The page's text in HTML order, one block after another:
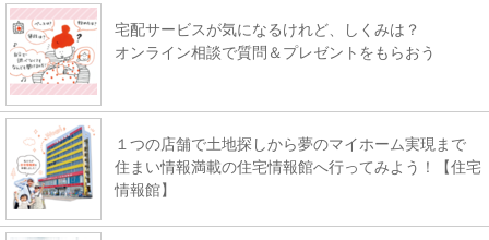
宅配サービスが気になるけれど、しくみは？
オンライン相談で質問＆プレゼントをもらおう
１つの店舗で土地探しから夢のマイホーム実現まで
住まい情報満載の住宅情報館へ行ってみよう！【住宅
情報館】